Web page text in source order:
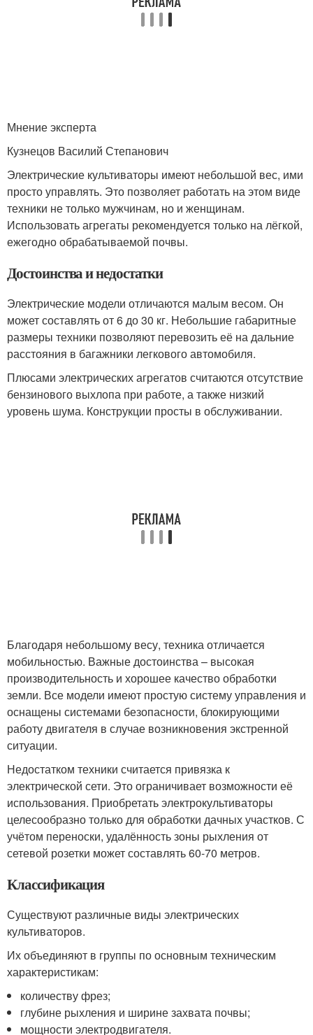
Мнение эксперта
Кузнецов Василий Степанович
Электрические культиваторы имеют небольшой вес, ими
просто управлять. Это позволяет работать на этом виде
техники не только мужчинам, но и женщинам.
Использовать агрегаты рекомендуется только на лёгкой,
ежегодно обрабатываемой почвы.
Достоинства и недостатки
Электрические модели отличаются малым весом. Он
может составлять от 6 до 30 кг. Небольшие габаритные
размеры техники позволяют перевозить её на дальние
расстояния в багажники легкового автомобиля.
Плюсами электрических агрегатов считаются отсутствие
бензинового выхлопа при работе, а также низкий
уровень шума. Конструкции просты в обслуживании.
Благодаря небольшому весу, техника отличается
мобильностью. Важные достоинства – высокая
производительность и хорошее качество обработки
земли. Все модели имеют простую систему управления и
оснащены системами безопасности, блокирующими
работу двигателя в случае возникновения экстренной
ситуации.
Недостатком техники считается привязка к
электрической сети. Это ограничивает возможности её
использования. Приобретать электрокультиваторы
целесообразно только для обработки дачных участков. С
учётом переноски, удалённость зоны рыхления от
сетевой розетки может составлять 60-70 метров.
Классификация
Существуют различные виды электрических
культиваторов.
Их объединяют в группы по основным техническим
характеристикам:
количеству фрез;
глубине рыхления и ширине захвата почвы;
мощности электродвигателя.